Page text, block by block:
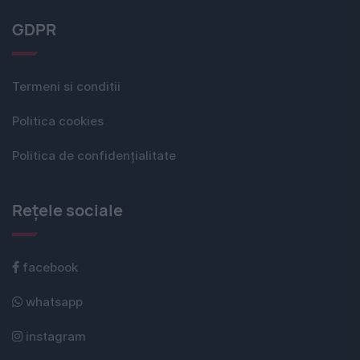
GDPR
Termeni si conditii
Politica cookies
Politica de confidențialitate
Rețele sociale
facebook
whatsapp
instagram